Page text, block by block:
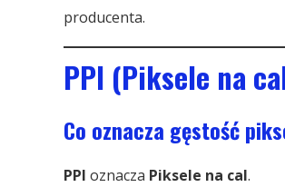
producenta.
PPI (Piksele na
Co oznacza gęstość
PPI oznacza Piksele na cal.